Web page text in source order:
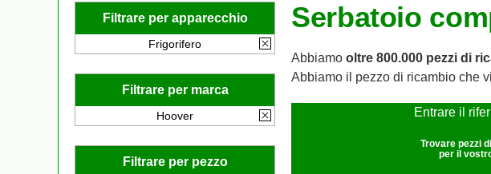
Filtrare per apparecchio
Frigorifero
Filtrare per marca
Hoover
Filtrare per pezzo
Serbatoio
Abbiamo oltre 800.000 pezzi di
Abbiamo il pezzo di ricambio che
Entrare il
Trovare pezzi
per il